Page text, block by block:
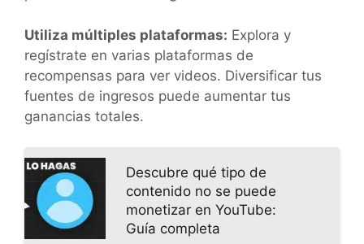
Utiliza múltiples plataformas: Explora y
regístrate en varias plataformas de
recompensas para ver videos. Diversificar tus
fuentes de ingresos puede aumentar tus
ganancias totales.
Descubre qué tipo de
contenido no se puede
monetizar en YouTube:
Guía completa